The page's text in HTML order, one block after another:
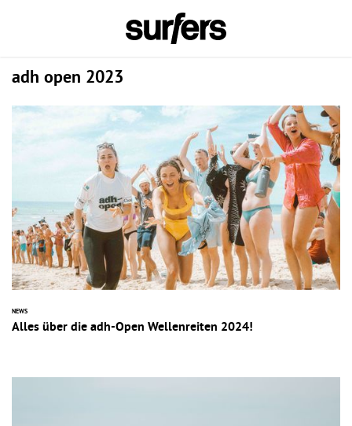
adh open 2023
NEWS
Alles über die adh-Open Wellenreiten 2024!